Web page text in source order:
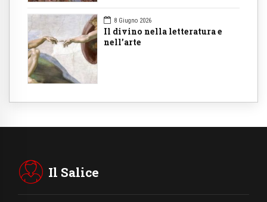
8 Giugno 2026
Il divino nella letteratura e
nell’arte
Il Salice